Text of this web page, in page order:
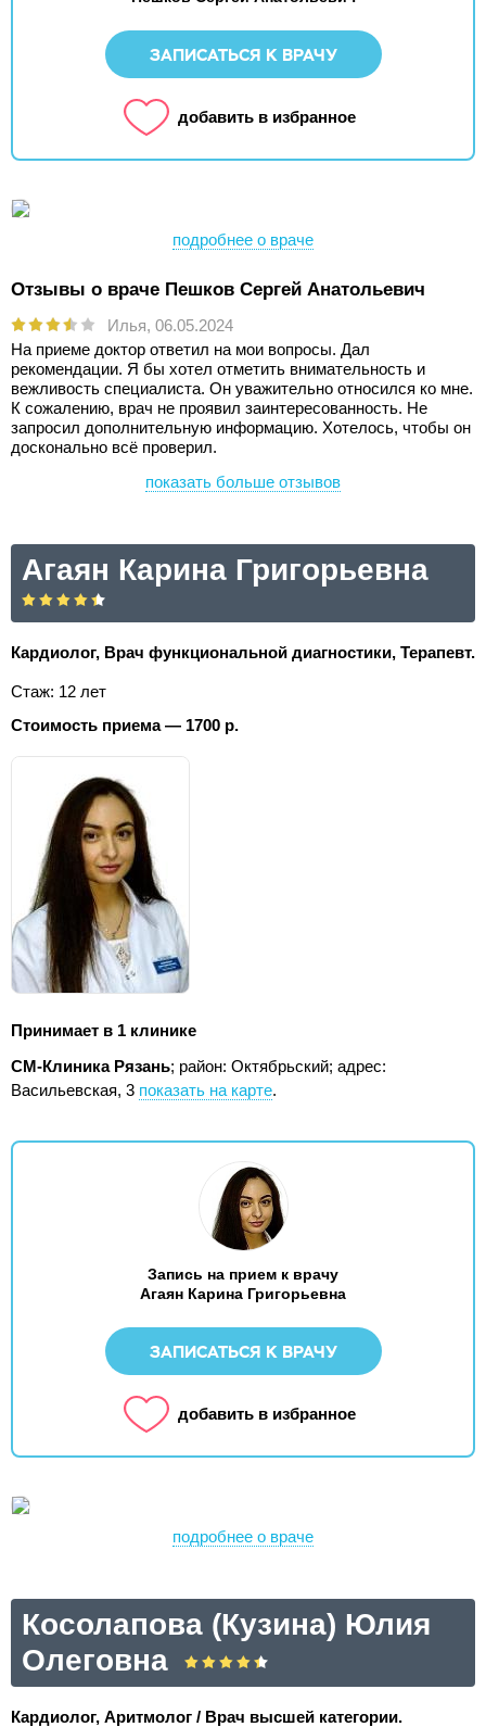
ЗАПИСАТЬСЯ К ВРАЧУ
добавить в избранное
подробнее о враче
Отзывы о враче Пешков Сергей Анатольевич
Илья, 06.05.2024
На приеме доктор ответил на мои вопросы. Дал
рекомендации. Я бы хотел отметить внимательность и
вежливость специалиста. Он уважительно относился ко мне.
К сожалению, врач не проявил заинтересованность. Не
запросил дополнительную информацию. Хотелось, чтобы он
досконально всё проверил.
показать больше отзывов
Агаян Карина Григорьевна
Кардиолог, Врач функциональной диагностики, Терапевт.
Стаж: 12 лет
Стоимость приема — 1700 р.
Принимает в 1 клинике
СМ-Клиника Рязань; район: Октябрьский; адрес:
Васильевская, 3 показать на карте.
Запись на прием к врачу
Агаян Карина Григорьевна
ЗАПИСАТЬСЯ К ВРАЧУ
добавить в избранное
подробнее о враче
Косолапова (Кузина) Юлия
Олеговна
Кардиолог, Аритмолог / Врач высшей категории.